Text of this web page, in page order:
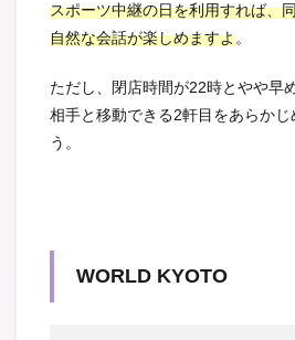
スポーツ中継の日を利用すれば、
自然な会話が楽しめますよ。
ただし、閉店時間が22時とやや早
相手と移動できる2軒目をあらかじ
う。
WORLD KYOTO